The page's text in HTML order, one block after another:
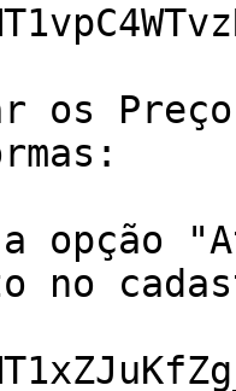
os
opção
no